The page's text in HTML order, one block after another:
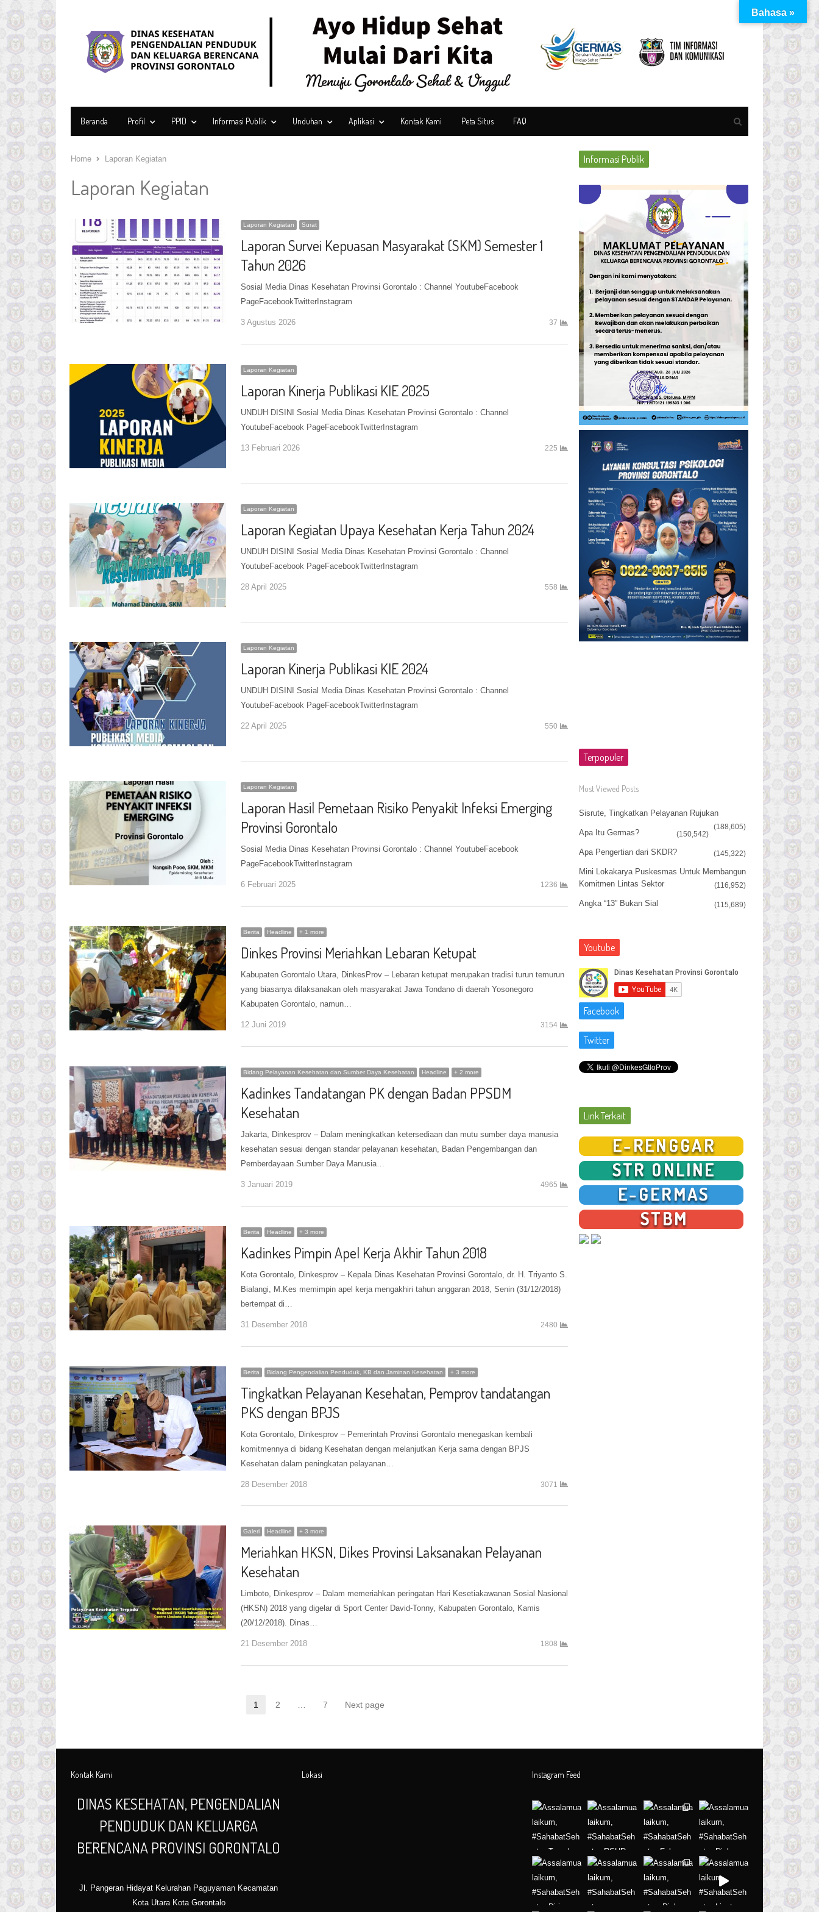
Beranda Profil PPID Informasi Publik Unduhan Aplikasi Kontak Kami Peta Situs FAQ
Open
search
panel
Home
Laporan Kegiatan
Laporan Kegiatan
Laporan Kegiatan Surat
Laporan Survei Kepuasan Masyarakat (SKM) Semester 1
Tahun 2026
Sosial Media Dinas Kesehatan Provinsi Gorontalo : Channel YoutubeFacebook
PageFacebookTwitterInstagram
3 Agustus 2026 37
Laporan Kegiatan
Laporan Kinerja Publikasi KIE 2025
UNDUH DISINI Sosial Media Dinas Kesehatan Provinsi Gorontalo : Channel
YoutubeFacebook PageFacebookTwitterInstagram
13 Februari 2026 225
Laporan Kegiatan
Laporan Kegiatan Upaya Kesehatan Kerja Tahun 2024
UNDUH DISINI Sosial Media Dinas Kesehatan Provinsi Gorontalo : Channel
YoutubeFacebook PageFacebookTwitterInstagram
28 April 2025 558
Laporan Kegiatan
Laporan Kinerja Publikasi KIE 2024
UNDUH DISINI Sosial Media Dinas Kesehatan Provinsi Gorontalo : Channel
YoutubeFacebook PageFacebookTwitterInstagram
22 April 2025 550
Laporan Kegiatan
Laporan Hasil Pemetaan Risiko Penyakit Infeksi Emerging
Provinsi Gorontalo
Sosial Media Dinas Kesehatan Provinsi Gorontalo : Channel YoutubeFacebook
PageFacebookTwitterInstagram
6 Februari 2025 1236
Berita Headline + 1 more
Dinkes Provinsi Meriahkan Lebaran Ketupat
Kabupaten Gorontalo Utara, DinkesProv – Lebaran ketupat merupakan tradisi turun temurun
yang biasanya dilaksanakan oleh masyarakat Jawa Tondano di daerah Yosonegoro
Kabupaten Gorontalo, namun…
12 Juni 2019 3154
Bidang Pelayanan Kesehatan dan Sumber Daya Kesehatan Headline + 2 more
Kadinkes Tandatangan PK dengan Badan PPSDM
Kesehatan
Jakarta, Dinkesprov – Dalam meningkatkan ketersediaan dan mutu sumber daya manusia
kesehatan sesuai dengan standar pelayanan kesehatan, Badan Pengembangan dan
Pemberdayaan Sumber Daya Manusia…
3 Januari 2019 4965
Berita Headline + 3 more
Kadinkes Pimpin Apel Kerja Akhir Tahun 2018
Kota Gorontalo, Dinkesprov – Kepala Dinas Kesehatan Provinsi Gorontalo, dr. H. Triyanto S.
Bialangi, M.Kes memimpin apel kerja mengakhiri tahun anggaran 2018, Senin (31/12/2018)
bertempat di…
31 Desember 2018 2480
Berita Bidang Pengendalian Penduduk, KB dan Jaminan Kesehatan + 3 more
Tingkatkan Pelayanan Kesehatan, Pemprov tandatangan
PKS dengan BPJS
Kota Gorontalo, Dinkesprov – Pemerintah Provinsi Gorontalo menegaskan kembali
komitmennya di bidang Kesehatan dengan melanjutkan Kerja sama dengan BPJS
Kesehatan dalam peningkatan pelayanan…
28 Desember 2018 3071
Galeri Headline + 3 more
Meriahkan HKSN, Dikes Provinsi Laksanakan Pelayanan
Kesehatan
Limboto, Dinkesprov – Dalam memeriahkan peringatan Hari Kesetiakawanan Sosial Nasional
(HKSN) 2018 yang digelar di Sport Center David-Tonny, Kabupaten Gorontalo, Kamis
(20/12/2018). Dinas…
21 Desember 2018 1808
Page
1 Page
2 Page
7 Next page
Informasi Publik
Terpopuler
Most Viewed Posts
Sisrute, Tingkatkan Pelayanan Rujukan
(188,605)
Apa Itu Germas? (150,542)
Apa Pengertian dari SKDR? (145,322)
Mini Lokakarya Puskesmas Untuk Membangun
Komitmen Lintas Sektor
(116,952)
Angka “13” Bukan Sial (115,689)
Youtube
Facebook
Twitter
Link Terkait
Kontak Kami
DINAS KESEHATAN, PENGENDALIAN
PENDUDUK DAN KELUARGA
BERENCANA PROVINSI GORONTALO
Jl. Pangeran Hidayat Kelurahan Paguyaman Kecamatan
Kota Utara Kota Gorontalo
Lokasi Instagram Feed
Bahasa »